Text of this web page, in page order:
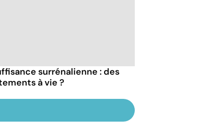
surrénalienne : des
à vie ?